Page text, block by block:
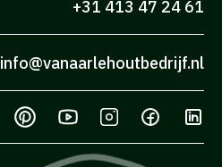
+31 413 47 24 61
info@vanaarlehoutbedrijf.nl